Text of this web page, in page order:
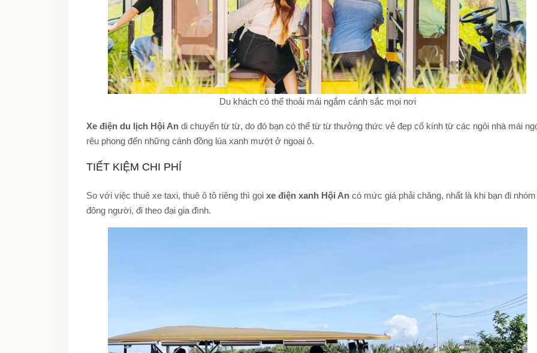
Du khách có thể thoải mái ngắm cảnh sắc mọi nơi
Xe điện du lịch Hội An di chuyển từ từ, do đó bạn có thể từ từ thưởng thức vẻ đẹp cổ kính từ các ngôi nhà mái
rêu phong đến những cánh đồng lúa xanh mướt ở ngoại ô.
TIẾT KIỆM CHI PHÍ
So với việc thuê xe taxi, thuê ô tô riêng thì gọi xe điện xanh Hội An có mức giá phải chăng, nhất là khi bạn đi nhóm
đông người, đi theo đại gia đình.